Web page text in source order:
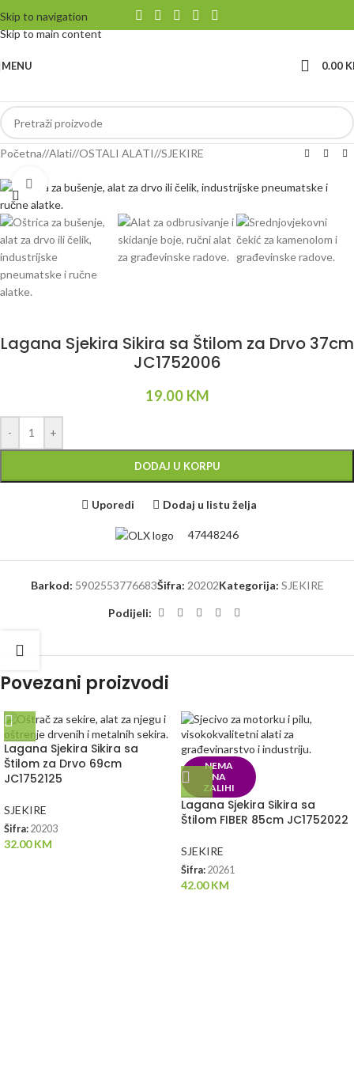
Skip to navigation
Skip to main content
MENU 0.00
Početna/ Alati/ OSTALI ALATI/ SJEKIRE
Klikni da uvećaš
Lagana Sjekira Sikira sa Štilom za Drvo 37cm
JC1752006
19.00 KM
- +
DODAJ U KORPU
Uporedi Dodaj u listu želja
47448246
Barkod: 5902553776683Šifra: 20202Kategorija: SJEKIRE
Podijeli:
Povezani proizvodi
Lagana Sjekira Sikira sa
Štilom za Drvo 69cm
JC1752125
SJEKIRE
Šifra: 20203
32.00KM
NEMA
NA
ZALIHI
Lagana Sjekira Sikira sa
Štilom FIBER 85cm JC1752022
SJEKIRE
Šifra: 20261
42.00KM